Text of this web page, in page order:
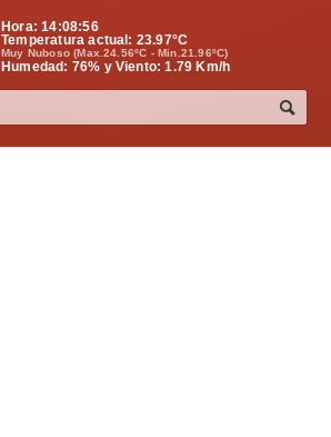
Hora:14:08:56
Temperatura actual: 23.97°C
Muy Nuboso (Max.24.56ºC - Min.21.96ºC)
Humedad: 76% y Viento: 1.79 Km/h